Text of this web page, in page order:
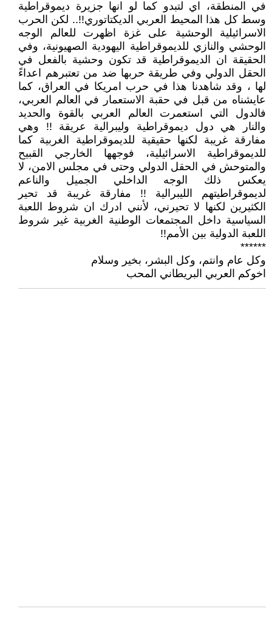
في المنطقة، اي لتبدو كما لو انها جزيرة ديموقراطية
وسط كل هذا المحيط العربي الديكتاتوري!!.. لكن الحرب
الاسرائيلية الوحشية على غزة اظهرت للعالم الوجه
الوحشي والنازي للديموقراطية اليهودية الصهيونية، وفي
الحقيقة ان الديموقراطية قد تكون وحشية بالفعل في
الحقل الدولي وفي طريقة حربها ضد من تعتبرهم اعداءً
لها ، وقد شاهدنا هذا في حرب امريكا في العراق، كما
عايشناه من قبل في حقبة الاستعمار في العالم العربي،
فالدول التي استعمرت العالم العربي بالقوة والحديد
والنار هي دول ديموقراطية وليبرالية عريقة !! وهي
مفارقة غريبة لكنها حقيقية للديموقراطية الغربية كما
للديموقراطية الاسرائيلية، فوجهها الخارجي القبيح
والمتوحش في الحقل الدولي وحتى في مجلس الامن، لا
يعكس ذلك الوجه الداخلي الجميل والناعم
لديموقراطيتهم الليبرالية !! مفارقة غريبة قد تحير
الكثيرين لكنها لا تحيرني، لأنني ادرك ان شروط اللعبة
السياسية داخل المجتمعات الوطنية الغربية غير شروط
اللعبة الدولية بين الأمم!!
******
وكل عام وانتم، وكل البشر، بخير وسلام
اخوكم العربي البريطاني المحب